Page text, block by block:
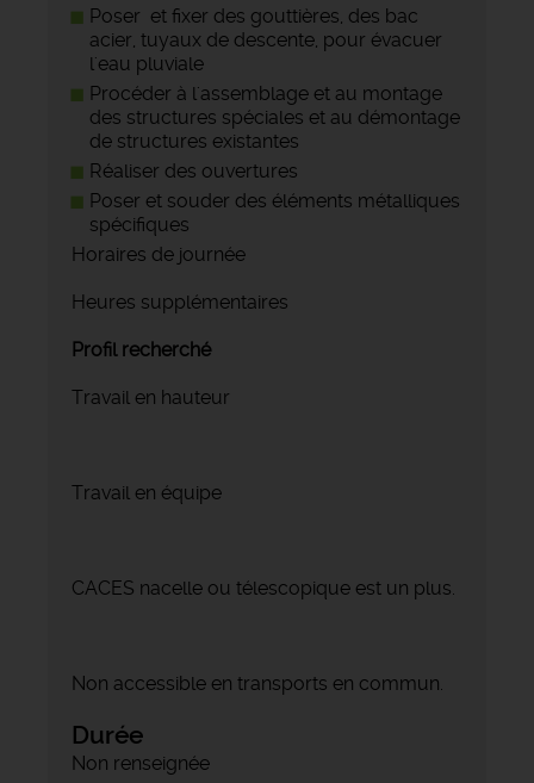
Poser et fixer des gouttières, des bac
acier, tuyaux de descente, pour évacuer
l'eau pluviale
Procéder à l'assemblage et au montage
des structures spéciales et au démontage
de structures existantes
Réaliser des ouvertures
Poser et souder des éléments métalliques
spécifiques
Horaires de journée
Heures supplémentaires
Profil recherché
Travail en hauteur
Travail en équipe
CACES nacelle ou télescopique est un plus.
Non accessible en transports en commun.
Durée
Non renseignée